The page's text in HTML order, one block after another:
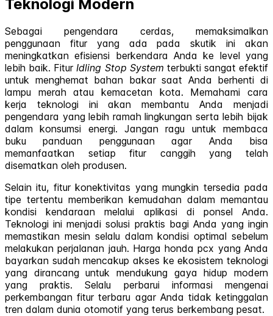
Teknologi Modern
Sebagai pengendara cerdas, memaksimalkan
penggunaan fitur yang ada pada skutik ini akan
meningkatkan efisiensi berkendara Anda ke level yang
lebih baik. Fitur Idling Stop System terbukti sangat efektif
untuk menghemat bahan bakar saat Anda berhenti di
lampu merah atau kemacetan kota. Memahami cara
kerja teknologi ini akan membantu Anda menjadi
pengendara yang lebih ramah lingkungan serta lebih bijak
dalam konsumsi energi. Jangan ragu untuk membaca
buku panduan penggunaan agar Anda bisa
memanfaatkan setiap fitur canggih yang telah
disematkan oleh produsen.
Selain itu, fitur konektivitas yang mungkin tersedia pada
tipe tertentu memberikan kemudahan dalam memantau
kondisi kendaraan melalui aplikasi di ponsel Anda.
Teknologi ini menjadi solusi praktis bagi Anda yang ingin
memastikan mesin selalu dalam kondisi optimal sebelum
melakukan perjalanan jauh. Harga honda pcx yang Anda
bayarkan sudah mencakup akses ke ekosistem teknologi
yang dirancang untuk mendukung gaya hidup modern
yang praktis. Selalu perbarui informasi mengenai
perkembangan fitur terbaru agar Anda tidak ketinggalan
tren dalam dunia otomotif yang terus berkembang pesat.